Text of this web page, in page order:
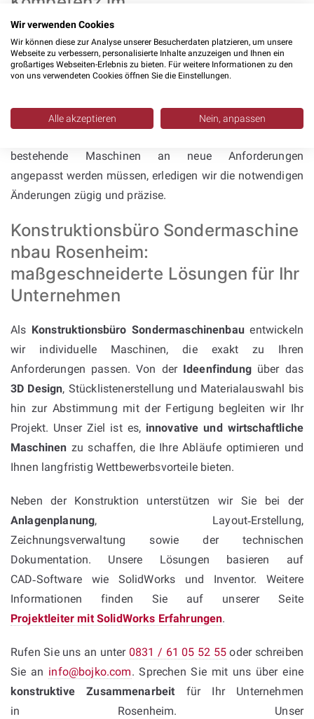
Sondermaschinenbau
UnsereKonstruktionsleistungendecken den gesamten
Maschinenbau ab. Wir konzipieren
Baugruppenkonstruktionen
, entwickeln Varianten und
bestehende Maschinen an neue Anforderungen
angepasst werden müssen, erledigen wir die notwendigen
Änderungen zügig und präzise.
Konstruktionsbüro Sondermaschine
nbau Rosenheim:
maßgeschneiderte Lösungen für Ihr
Unternehmen
Als Konstruktionsbüro Sondermaschinenbauentwickeln
wir individuelle Maschinen, die exakt zu Ihren
Anforderungen passen. Von der Ideenfindungüber das
3D Design, Stücklistenerstellung und Materialauswahl bis
hin zur Abstimmung mit der Fertigung begleiten wir Ihr
Projekt. Unser Ziel ist es, innovative und wirtschaftliche
Maschinen zu schaffen, die Ihre Abläufe optimieren und
Ihnen langfristig Wettbewerbsvorteile bieten.
Neben der Konstruktion unterstützen wir Sie bei der
Anlagenplanung, Layout‑Erstellung,
Zeichnungsverwaltung sowie der technischen
Dokumentation. Unsere Lösungen basieren auf
CAD‑Software wie SolidWorks und Inventor. Weitere
Informationen finden Sie auf unserer Seite
Projektleiter mit SolidWorks Erfahrungen.
Rufen Sie uns an unter 0831 / 61 05 52 55 oder schreiben
Sie an info@bojko.com. Sprechen Sie mit uns über eine
konstruktive Zusammenarbeit für Ihr Unternehmen
in Rosenheim. Unser
Wir verwenden Cookies
Wir können diese zur Analyse unserer Besucherdaten platzieren, um unsere
Webseite zu verbessern, personalisierte Inhalte anzuzeigen und Ihnen ein
großartiges Webseiten-Erlebnis zu bieten. Für weitere Informationen zu den
von uns verwendeten Cookies öffnen Sie die Einstellungen.
Alle akzeptieren Nein, anpassen